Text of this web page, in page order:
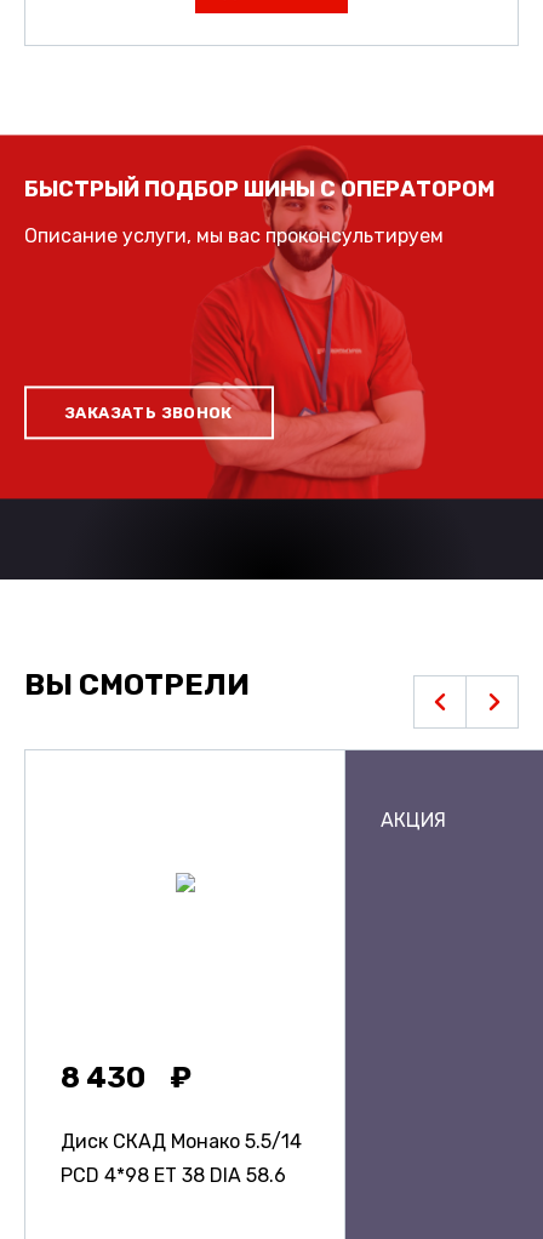
БЫСТРЫЙ ПОДБОР ШИНЫ С ОПЕРАТОРОМ
Описание услуги, мы вас проконсультируем
ЗАКАЗАТЬ ЗВОНОК
ВЫ СМОТРЕЛИ
8 430
Диск СКАД Монако 5.5/14
PCD 4*98 ET 38 DIA 58.6
АКЦИЯ